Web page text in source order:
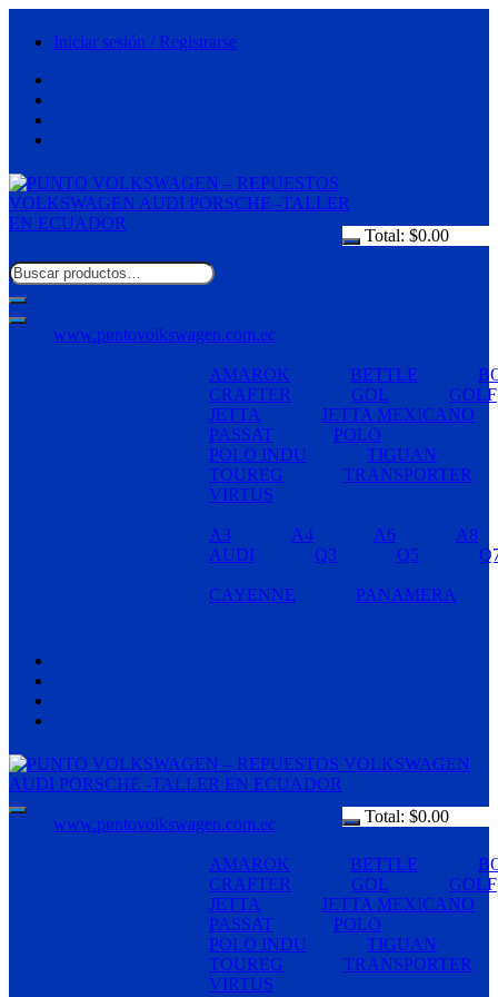
Iniciar sesión / Registrarse
Total: $0.00
www.puntovolkswagen.com.ec
AMAROK BETTLE
CRAFTER
GOL
GOLF
JETTA
JETTA MEXICANO
PASSAT
POLO
POLO INDU
TIGUAN
TOUREG
TRANSPORTER
VIRTUS
A3 A4 A6
A8
AUDI
Q3 Q5
CAYENNE PANAMERA
Total: $0.00
www.puntovolkswagen.com.ec
AMAROK BETTLE
CRAFTER
GOL
GOLF
JETTA
JETTA MEXICANO
PASSAT
POLO
POLO INDU
TIGUAN
TOUREG
TRANSPORTER
VIRTUS